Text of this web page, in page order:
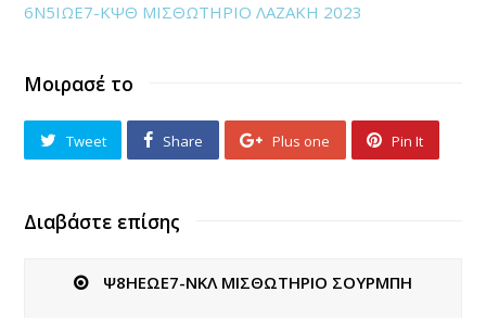
6Ν5ΙΩΕ7-ΚΨΘ ΜΙΣΘΩΤΗΡΙΟ ΛΑΖΑΚΗ 2023
Μοιρασέ το
Tweet Share Plus one Pin It
Διαβάστε επίσης
Ψ8ΗΕΩΕ7-ΝΚΛ ΜΙΣΘΩΤΗΡΙΟ ΣΟΥΡΜΠΗ